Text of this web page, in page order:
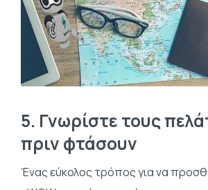
5. Γνωρίστε τους
πριν φτάσουν
Ένας εύκολος τρόπος για να